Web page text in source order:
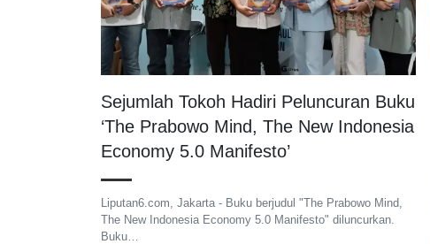
Sejumlah Tokoh Hadiri Peluncuran Buku
‘The Prabowo Mind, The New Indonesia
Economy 5.0 Manifesto’
Liputan6.com, Jakarta - Buku berjudul "The Prabowo Mind,
The New Indonesia Economy 5.0 Manifesto" diluncurkan.
Buku…